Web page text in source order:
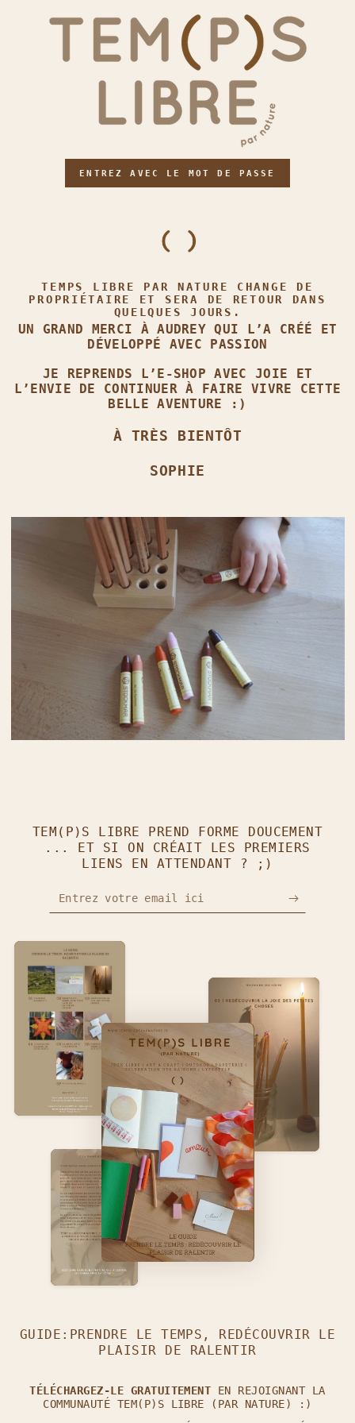
ENTREZ AVEC LE MOT DE PASSE
TEMPS LIBRE PAR NATURE CHANGE DE
PROPRIÉTAIRE ET SERA DE RETOUR DANS
QUELQUES JOURS.
UN GRAND MERCI À AUDREY QUI L’A CRÉÉ ET
DÉVELOPPÉ AVEC PASSION
JE REPRENDS L’E‑SHOP AVEC JOIE ET
L’ENVIE DE CONTINUER À FAIRE VIVRE CETTE
BELLE AVENTURE :)
À TRÈS BIENTÔT
SOPHIE
TEM(P)S LIBRE PREND FORME DOUCEMENT
... ET SI ON CRÉAIT LES PREMIERS
LIENS EN ATTENDANT ? ;)
Entrez votre email ici
GUIDE:PRENDRE LE TEMPS, REDÉCOUVRIR LE
PLAISIR DE RALENTIR
TÉLÉCHARGEZ-LE GRATUITEMENT EN REJOIGNANT LA
COMMUNAUTÉ TEM(P)S LIBRE (PAR NATURE) :)